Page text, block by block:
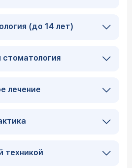
(до 14 лет)
лечение
техникой